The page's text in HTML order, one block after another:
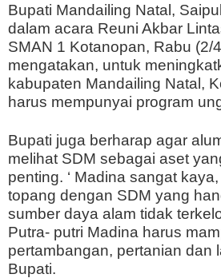
Bupati Mandailing Natal,
dalam acara Reuni Akbar
SMAN 1 Kotanopan, Rabu (2/
mengatakan, untuk
kabupaten Mandailing Natal,
harus mempunyai program
Bupati juga berharap agar
melihat SDM sebagai aset
penting. ‘ Madina sangat
topang dengan SDM yang
sumber daya alam tidak
Putra- putri Madina harus
pertambangan, pertanian dan
Bupati.